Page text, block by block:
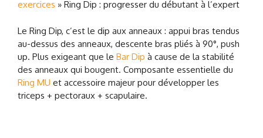
exercices » Ring Dip : progresser du débutant à l’expert
Le Ring Dip, c’est le dip aux anneaux : appui bras tendus
au-dessus des anneaux, descente bras pliés à 90°, push
up. Plus exigeant que le Bar Dip à cause de la stabilité
des anneaux qui bougent. Composante essentielle du
Ring MU et accessoire majeur pour développer les
triceps + pectoraux + scapulaire.